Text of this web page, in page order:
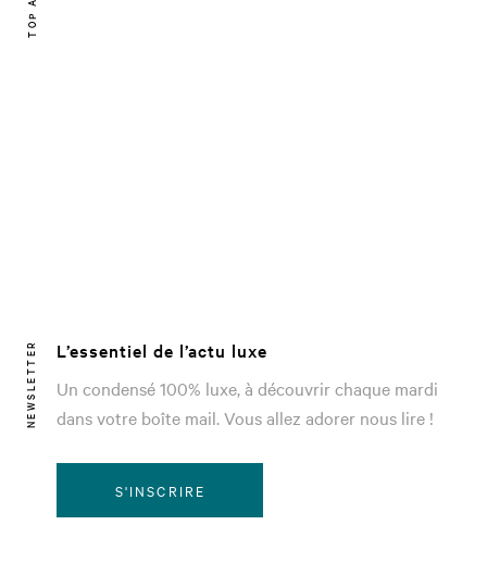
NEWSLETTER
L’essentiel de l’actu luxe
Un condensé 100% luxe, à découvrir chaque mardi
dans votre boîte mail. Vous allez adorer nous lire !
S'INSCRIRE